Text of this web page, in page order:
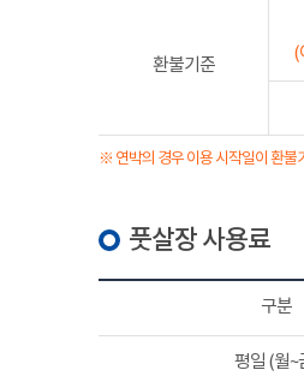
환불기준
(
※ 연박의 경우 이용 시작일이 환불
풋살장 사용료
구분
평일 (월~